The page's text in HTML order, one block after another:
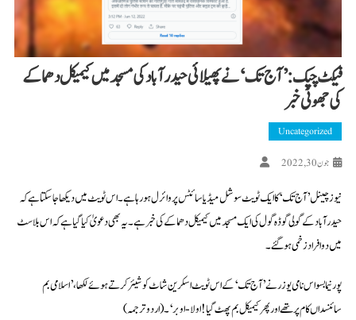
فیکٹ چیک: ’آج تک‘ نے پھیلائی حیدرآباد کی مسجد میں کیمیکل دھماکے
کی جھوٹی خبر
Uncategorized
جون 30, 2022
نیوز چینل ’آج تک‘ کا ایک ٹویٹ سوشل میڈیا سائٹس پر وائرل ہو رہا ہے۔ اس ٹویٹ میں دیکھا جا سکتا ہے کہ
حیدرآباد کے گَولی گوڈہ گول کی ایک مسجد میں کیمیکل دھماکے کی خبر ہے۔ یہ بھی دعویٰ کیا گیا ہے کہ اس بلاسٹ
میں دو افراد زخمی ہو گئے۔
پورنیما بسواس نامی یوزر نے ’آج تک‘ کے اس ٹویٹ اسکرین شاٹ کو شیئر کرتے ہوئے لکھا،’ اسلامی بم
سائنسداں کام پر تھے اور پھر کیمیکل بم پھٹ گیا! اولا- اوبر‘۔(اردو ترجمہ)